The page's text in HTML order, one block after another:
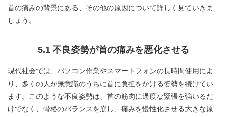
首の痛みの背景にある、その他の原因について詳しく見ていきま
しょう。
5.1 不良姿勢が首の痛みを悪化させる
現代社会では、パソコン作業やスマートフォンの長時間使用によ
り、多くの人が無意識のうちに首に負担をかける姿勢を続けてい
ます。このような不良姿勢は、首の筋肉に過度な緊張を強いるだ
けでなく、骨格のバランスを崩し、痛みを慢性化させる大きな原